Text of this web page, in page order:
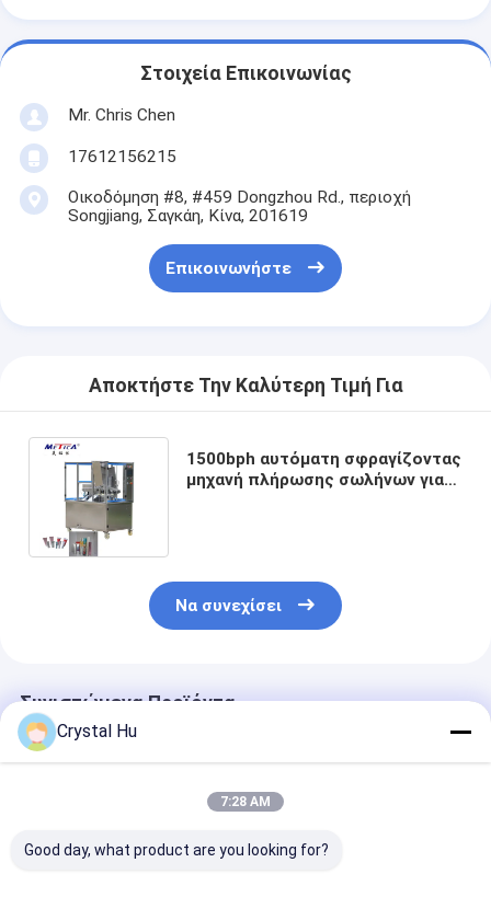
Στοιχεία Επικοινωνίας
Mr. Chris Chen
17612156215
Οικοδόμηση #8, #459 Dongzhou Rd., περιοχή
Songjiang, Σαγκάη, Κίνα, 201619
Επικοινωνήστε
Αποκτήστε Την Καλύτερη Τιμή Για
1500bph αυτόματη σφραγίζοντας
μηχανή πλήρωσης σωλήνων για
Να συνεχίσει
Συνιστώμενα Προϊόντα
Crystal Hu
7:28 AM
Good day, what product are you looking for?